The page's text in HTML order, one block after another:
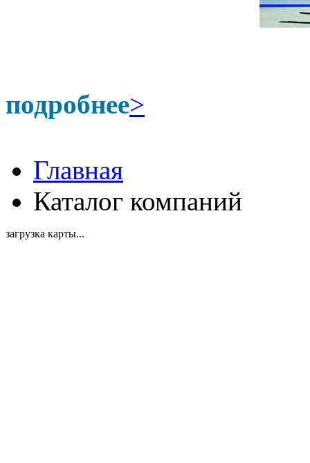
подробнее>
Главная
Каталог компаний
загрузка карты...